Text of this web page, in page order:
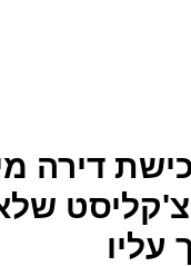
דירה
עליו